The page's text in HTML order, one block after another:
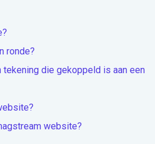
ronde?
die gekoppeld is aan een
website?